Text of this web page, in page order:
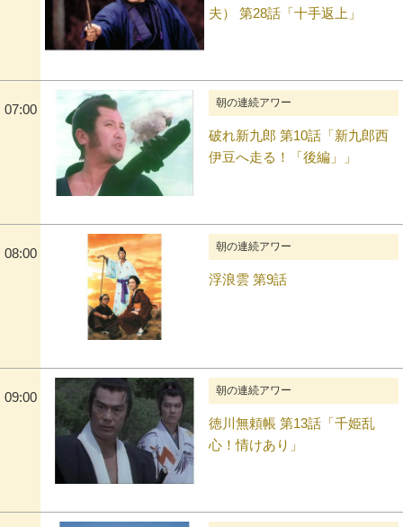
夫） 第28話「十手返上」
07:00 朝の連続アワー
破れ新九郎 第10話「新九郎西
伊豆へ走る！「後編」」
08:00 朝の連続アワー
浮浪雲 第9話
09:00 朝の連続アワー
徳川無頼帳 第13話「千姫乱
心！情けあり」